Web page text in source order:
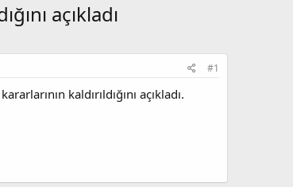
açıkladı
#1
kaldırıldığını açıkladı.